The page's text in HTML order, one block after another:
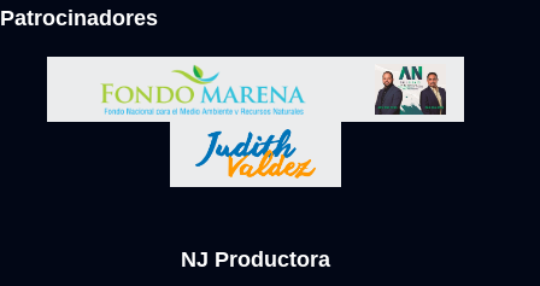
Patrocinadores
NJ Productora